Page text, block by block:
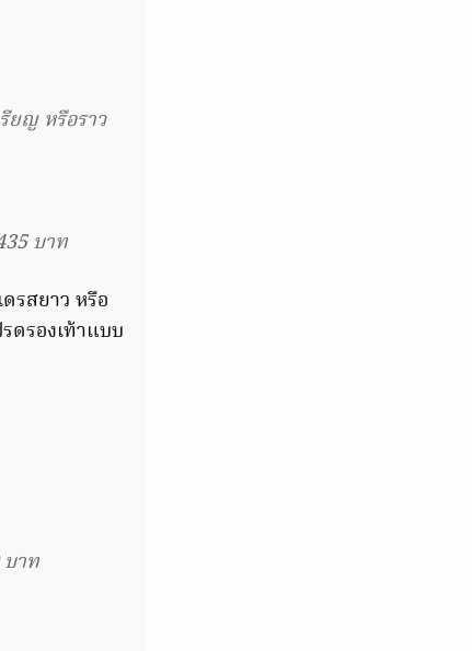
ยญ หรือราว
บาท
รสยาว หรือ
ดรองเท้าแบบ
บาท